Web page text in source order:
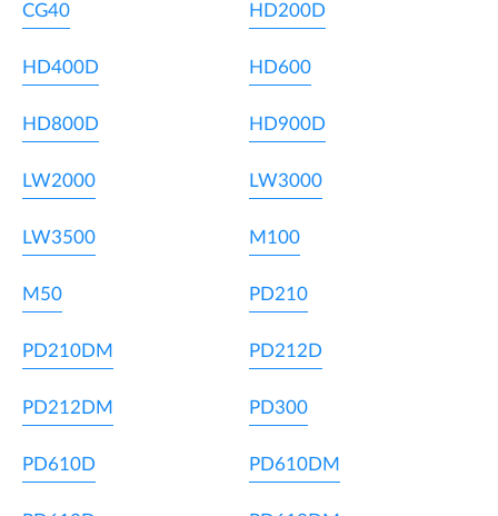
CG40 HD200D
HD400D HD600
HD800D HD900D
LW2000 LW3000
LW3500 M100
M50 PD210
PD210DM PD212D
PD212DM PD300
PD610D PD610DM